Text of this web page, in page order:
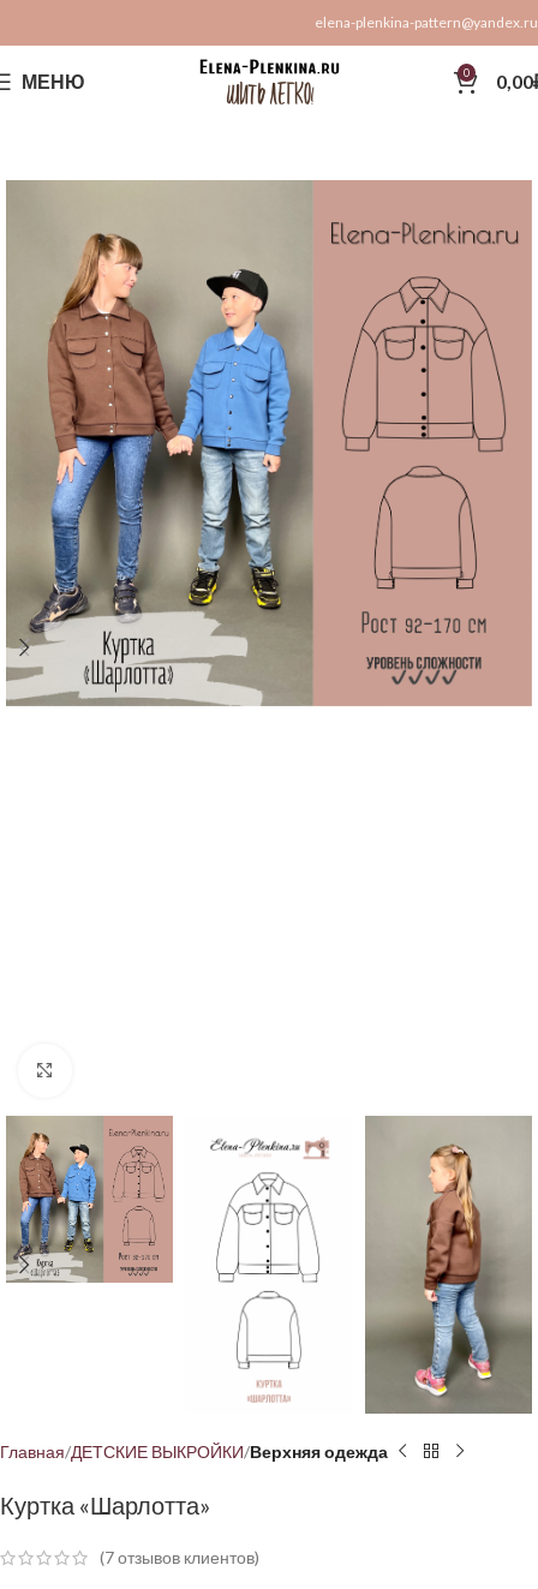
elena-plenkina-pattern@yandex.ru
МЕНЮ 0 0,00
Главная ДЕТСКИЕ ВЫКРОЙКИ Верхняя одежда
Куртка «Шарлотта»
(7отзывов клиентов)